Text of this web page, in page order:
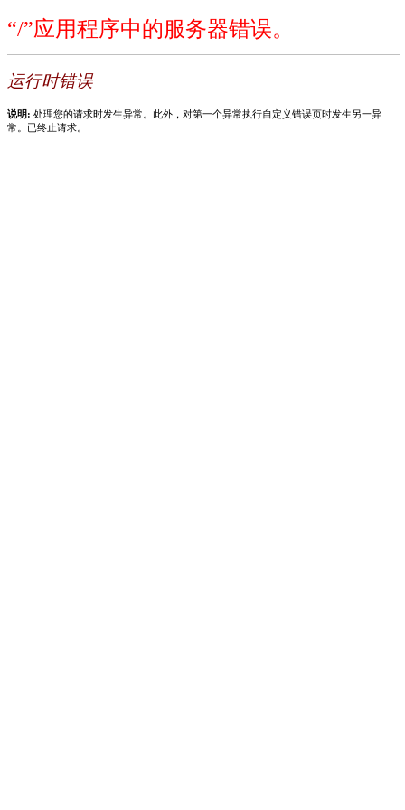
“/”应用程序中的服务器错误。
运行时错误
说明: 处理您的请求时发生异常。此外，对第一个异常执行自定义错误页时发生另一异
常。已终止请求。